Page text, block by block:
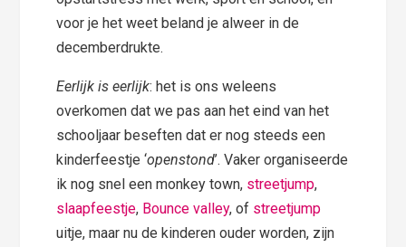
voor je het weet beland je alweer in de
decemberdrukte.
Eerlijk is eerlijk: het is ons weleens
overkomen dat we pas aan het eind van het
schooljaar beseften dat er nog steeds een
kinderfeestje ‘openstond’. Vaker organiseerde
ik nog snel een monkey town, streetjump,
slaapfeestje, Bounce valley, of streetjump
uitje, maar nu de kinderen ouder worden, zijn